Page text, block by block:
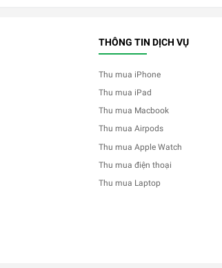
THÔNG TIN DỊCH VỤ
Thu mua iPhone
Thu mua iPad
Thu mua Macbook
Thu mua Airpods
Thu mua Apple Watch
Thu mua điện thoại
Thu mua Laptop